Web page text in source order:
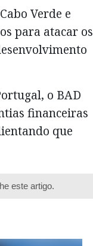
Verde e
para atacar os
o BAD
financeiras
que
este artigo.